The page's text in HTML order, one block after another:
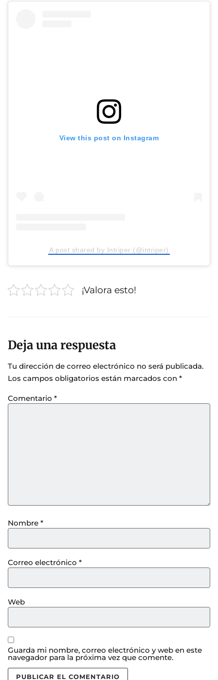
View this post on Instagram
A post shared by Intriper (@intriper)
¡Valora esto!
Deja una respuesta
Tu dirección de correo electrónico no será publicada.
Los campos obligatorios están marcados con *
Comentario *
Nombre *
Correo electrónico *
Web
Guarda mi nombre, correo electrónico y web en este
navegador para la próxima vez que comente.